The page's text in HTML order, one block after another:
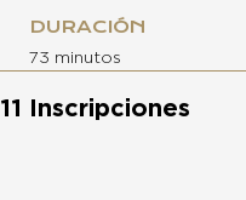
DURACIÓN
73 minutos
11 Inscripciones